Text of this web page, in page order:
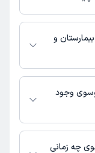
و
مراکز درمانی در
وجود
دکتر سید علیرضا موسوی
مطب تماس بگیرید.
چه زمانی